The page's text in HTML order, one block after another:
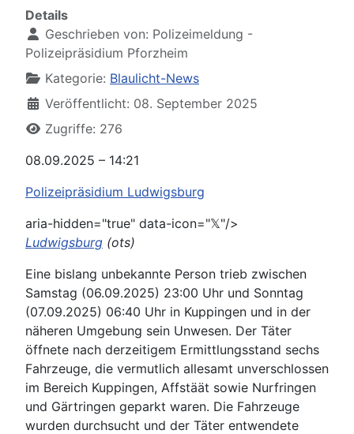
Details
Geschrieben von: Polizeimeldung -
Polizeipräsidium Pforzheim
Kategorie: Blaulicht-News
Veröffentlicht: 08. September 2025
Zugriffe: 276
08.09.2025 – 14:21
Polizeipräsidium Ludwigsburg
aria-hidden="true" data-icon="𝕏"/>
Ludwigsburg (ots)
Eine bislang unbekannte Person trieb zwischen
Samstag (06.09.2025) 23:00 Uhr und Sonntag
(07.09.2025) 06:40 Uhr in Kuppingen und in der
näheren Umgebung sein Unwesen. Der Täter
öffnete nach derzeitigem Ermittlungsstand sechs
Fahrzeuge, die vermutlich allesamt unverschlossen
im Bereich Kuppingen, Affstäät sowie Nurfringen
und Gärtringen geparkt waren. Die Fahrzeuge
wurden durchsucht und der Täter entwendete